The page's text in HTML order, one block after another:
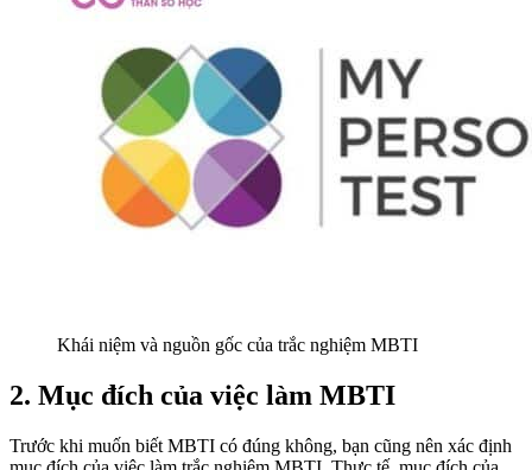
Khái niệm và nguồn gốc của trắc nghiệm MBTI
2. Mục đích của việc làm MBTI
Trước khi muốn biết MBTI có đúng không, bạn cũng nên xác định